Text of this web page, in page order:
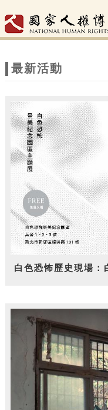
站
題
最新活動
白色恐怖歷史現場：